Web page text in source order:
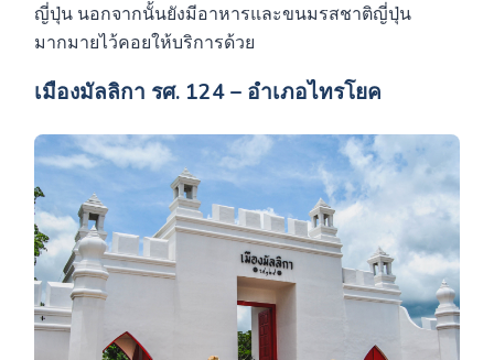
ญี่ปุ่น นอกจากนั้นยังมีอาหารและขนมรสชาติญี่ปุ่น
มากมายไว้คอยให้บริการด้วย
เมืองมัลลิกา รศ. 124 – อำเภอไทรโยค